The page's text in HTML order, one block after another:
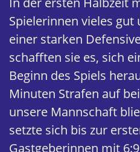
Spielerinnen vieles gut
einer starken
schafften sie es, sich
Beginn des Spiels
Minuten Strafen auf
unsere Mannschaft
setzte sich bis zur
Gastgeberinnen mit